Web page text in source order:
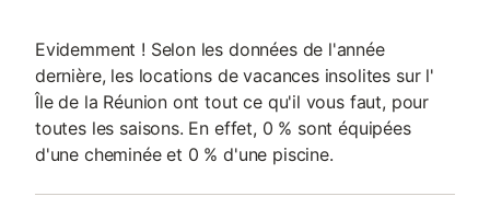
Evidemment ! Selon les données de l'année
dernière, les locations de vacances insolites sur l'
Île de la Réunion ont tout ce qu'il vous faut, pour
toutes les saisons. En effet, 0 % sont équipées
d'une cheminée et 0 % d'une piscine.